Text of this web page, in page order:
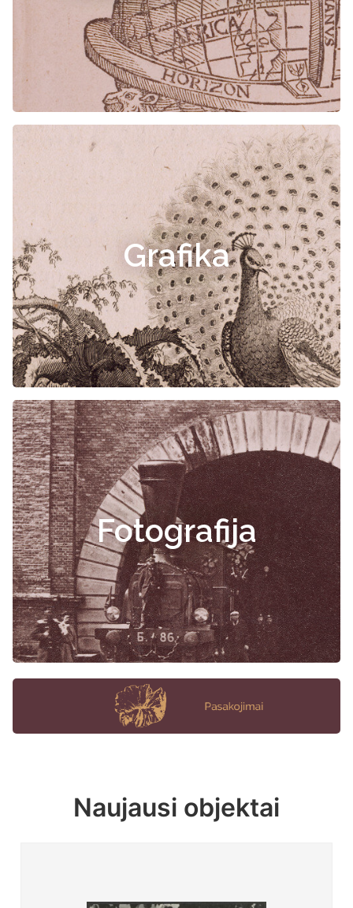
Grafika
Fotografija
Naujausi objektai